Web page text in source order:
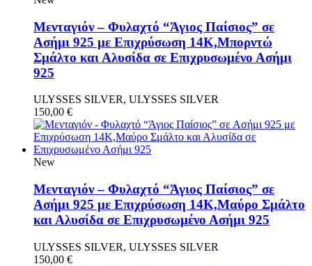
Μενταγιόν – Φυλαχτό “Άγιος Παίσιος” σε
Ασήμι 925 με Επιχρύσωση 14Κ,Μπορντώ
Σμάλτο και Αλυσίδα σε Επιχρυσωμένο Ασήμι
925
ULYSSES SILVER, ULYSSES SILVER
150,00 €
New
Μενταγιόν – Φυλαχτό “Άγιος Παίσιος” σε
Ασήμι 925 με Επιχρύσωση 14Κ,Μαύρο Σμάλτο
και Αλυσίδα σε Επιχρυσωμένο Ασήμι 925
ULYSSES SILVER, ULYSSES SILVER
150,00 €